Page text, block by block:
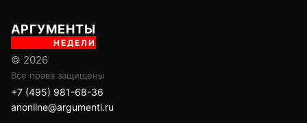
АРГУМЕНТЫ
НЕДЕЛИ
© 2026
Все права защищены
+7 (495) 981-68-36
anonline@argumenti.ru